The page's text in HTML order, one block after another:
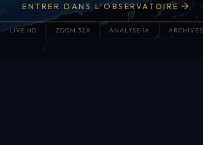
ENTRER DANS L'OBSERVATOIRE
LIVE HD ZOOM 32X ANALYSE IA ARCHIVES